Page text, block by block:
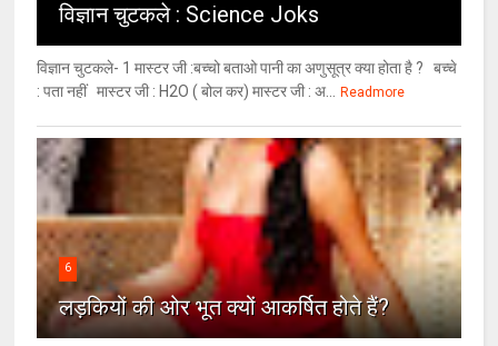
विज्ञान चुटकले : Science Joks
विज्ञान चुटकले- 1 मास्टर जी :बच्चो बताओ पानी का अणुसूत्र क्या होता है ? बच्चे
: पता नहीं मास्टर जी : H2O ( बोल कर) मास्टर जी : अ...
Readmore
6
लड़कियों की ओर भूत क्‍यों आकर्षित होते हैं?